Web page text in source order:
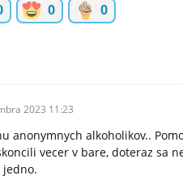
0 0
2023 11:23
anonymnych alkoholikov..
vecer v bare, doteraz sa
jedno.